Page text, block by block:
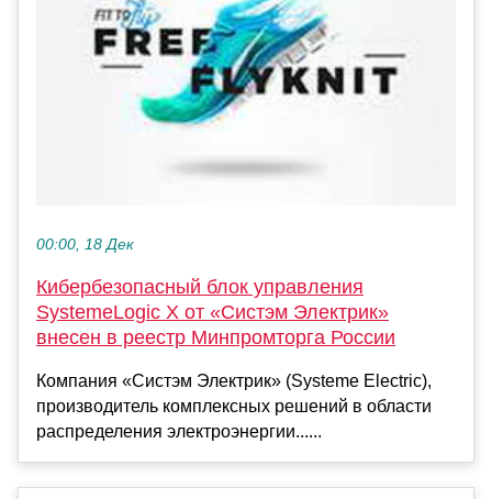
00:00, 18 Дек
Кибербезопасный блок управления
SystemeLogic X от «Систэм Электрик»
внесен в реестр Минпромторга России
Компания «Систэм Электрик» (Systeme Electric),
производитель комплексных решений в области
распределения электроэнергии......